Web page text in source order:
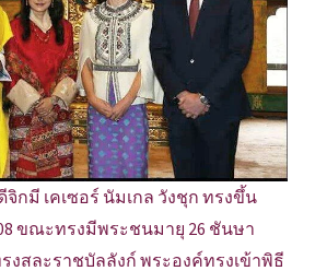
กมี เคเซอร์ นัมเกล วังชุก ทรงขึ้น
ขณะทรงมีพระชนมายุ 26 ชันษา
งสละราชบัลลังก์ พระองค์ทรงเข้าพิธี